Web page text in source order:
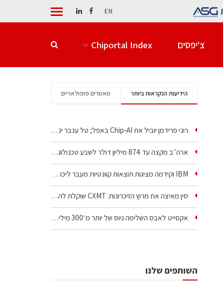
EN
צ'יפסים Chiportal Index
הידיעות הנקראות ביותר מאמרים פופולאריים
רוני פרידמן יוביל את Chip‑AI באפל; טל ענבר ינהל את…
ארה״ב מקצה עד 874 מיליון דולר לשבע טכנולוגיות שבבים…
IBM וקידמה מציגות תוצאות קוונטיות מעבר ליכולת…
סין מאיצה את מרוץ הזיכרונות: CXMT שוקלת להקים מפעל…
אקסייט לאבס השלימה גיוס של יותר מ־300 מיליון דולר…
השותפים שלנו